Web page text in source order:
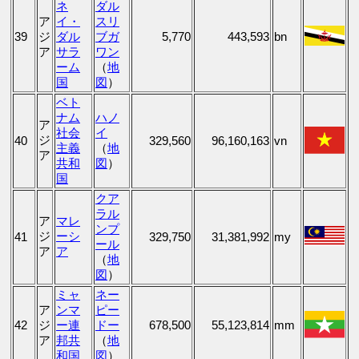
39
ア
ジ
ア
ネ
イ・
ダル
サラ
ーム
国
ダル
スリ
ブガ
ワン
（地
図 ）
5,770 443,593 bn
40
ア
ジ
ア
ベト
ナム
社会
主義
共和
国
ハノ
イ
（地
図 ）
329,560 96,160,163 vn
41
ア
ジ
ア
マレ
ーシ
ア
クア
ラル
ンプ
ール
（地
図 ）
329,750 31,381,992 my
42
ア
ジ
ア
ミャ
ンマ
ー連
邦共
和国
ネー
ピー
ドー
（地
図 ）
678,500 55,123,814 mm